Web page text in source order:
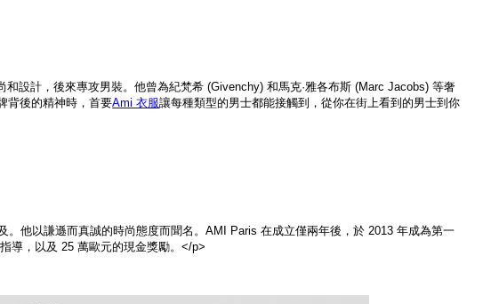
設計，後來專攻男裝。他曾為紀梵希 (Givenchy) 和馬克·雅各布斯 (Marc Jacobs) 等奢
背後的精神時，首要Ami 衣服讓每種類型的男士都能接觸到，從你在街上看到的男士到你
他以謙遜而真誠的時尚態度而聞名。AMI Paris 在成立僅兩年後，於 2013 年成為第一
導，以及 25 萬歐元的現金獎勵。</p>